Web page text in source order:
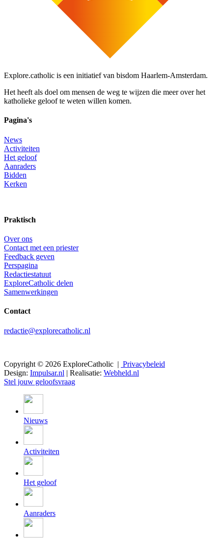
Explore.catholic is een initiatief van bisdom Haarlem-Amsterdam.
Het heeft als doel om mensen de weg te wijzen die meer over het
katholieke geloof te weten willen komen.
Pagina's
News
Activiteiten
Het geloof
Aanraders
Bidden
Kerken
Praktisch
Over ons
Contact met een priester
Feedback geven
Perspagina
Redactiestatuut
ExploreCatholic delen
Samenwerkingen
Contact
redactie@explorecatholic.nl
Copyright © 2026 ExploreCatholic | Privacybeleid
Design: Impulsar.nl | Realisatie: Webheld.nl
Stel jouw geloofsvraag
Nieuws
Activiteiten
Het geloof
Aanraders